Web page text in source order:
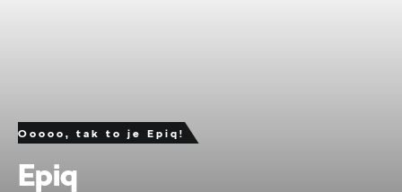
Ooooo, tak to je Epiq!
Epiq